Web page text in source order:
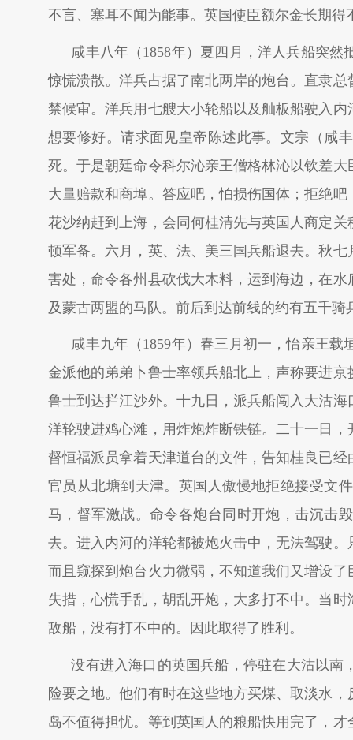
不言、塞耳不闻为能事。英国使臣额尔金长期
咸丰八年（1858年）夏四月，洋人兵船突
惊慌溃散。洋兵占据了南北两岸的炮台。直隶
禁候审。洋兵用七艘大小轮船以及舢板船驶入
想要修好。请求面见皇帝陈述此事。文宗（咸
死。于是朝廷命令科尔沁亲王僧格林沁以钦差
大量赔款和商埠。答应吧，怕损伤国体；拒绝
花沙纳赶到上海，会同何桂清先与英国人商定
顿军备。六月，英、法、美三国兵船退去。秋
害处，命令各州县砍伐大木料，运到海边，在
及蒙古两盟的马队。前后到达前线的约有五千骑
咸丰九年（1859年）春三月初一，怡亲王
金派他的弟弟卜鲁士率领兵船北上，声称要进
鲁士到达拦江沙外。十九日，派兵船闯入大沽
洋轮驶进鸡心滩，用炸炮炸断铁链。二十一日
督恒福派员拿着天津道台的文件，告知桂良已
官员从北塘到天津。英国人傲慢地拒绝接受文
马，督军激战。命令各炮台同时开炮，击沉击
去。进入内河的洋轮都被炮火击中，无法驾驶
而且窥探到炮台火力微弱，不知道我们又增设
失措，心慌手乱，胡乱开炮，大多打不中。当
敌船，没有打不中的。因此取得了胜利。
没有进入海口的英国兵船，停驻在大沽以南
险要之地。他们有时在这些地方买煤、取淡水
岛不值得担忧。等到英国人的粮船快用完了，